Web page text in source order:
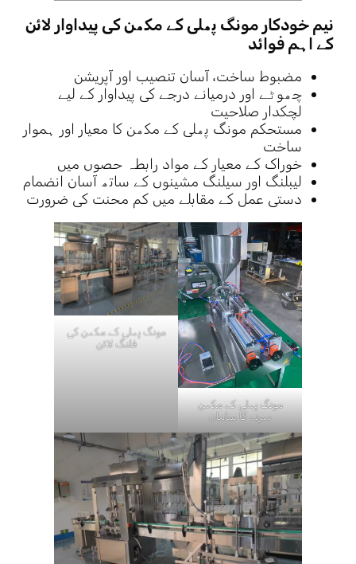
نیم خودکار مونگ پھلی کے مکھن کی پیداوار لائن
کے اہم فوائد
مضبوط ساخت، آسان تنصیب اور آپریشن
چھوٹے اور درمیانے درجے کی پیداوار کے لیے
لچکدار صلاحیت
مستحکم مونگ پھلی کے مکھن کا معیار اور ہموار
ساخت
خوراک کے معیار کے مواد رابطہ حصوں میں
لیبلنگ اور سیلنگ مشینوں کے ساتھ آسان انضمام
دستی عمل کے مقابلے میں کم محنت کی ضرورت
مونگ پھلی کے مکھن
بھرنے کا سامان
مونگ پھلی کے مکھن کی
فلنگ لائن